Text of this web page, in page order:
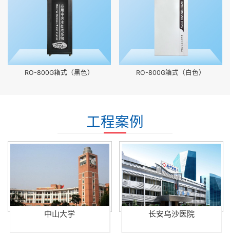
RO-800G箱式（黑色） RO-800G箱式（白色）
工程案例
中山大学 长安乌沙医院